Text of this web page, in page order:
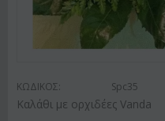
ΚΩΔΙΚΟΣ: Spc35
Καλάθι με ορχιδέες Vanda